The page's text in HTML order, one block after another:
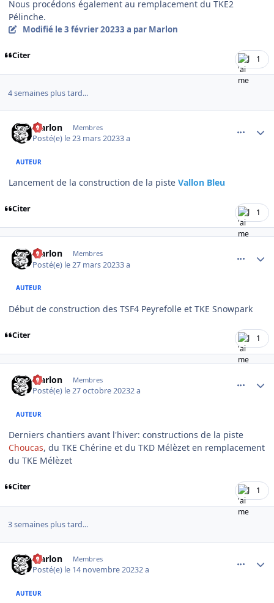
Nous procédons également au remplacement du TKE2
Pélinche.
Modifié le 3 février 20233 a par Marlon
Citer 1
4 semaines plus tard...
Marlon Membres
Posté(e) le 23 mars 20233 a
AUTEUR
Lancement de la construction de la piste Vallon Bleu
Citer 1
Marlon Membres
Posté(e) le 27 mars 20233 a
AUTEUR
Début de construction des TSF4 Peyrefolle et TKE Snowpark
Citer 1
Marlon Membres
Posté(e) le 27 octobre 20232 a
AUTEUR
Derniers chantiers avant l'hiver: constructions de la piste
Choucas, du TKE Chérine et du TKD Mélèzet en remplacement
du TKE Mélèzet
Citer 1
3 semaines plus tard...
Marlon Membres
Posté(e) le 14 novembre 20232 a
AUTEUR